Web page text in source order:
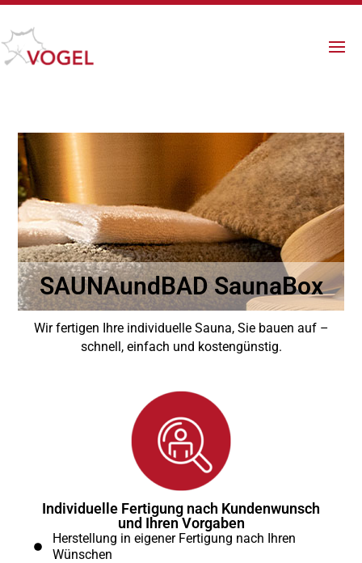
SAUNAundBAD SaunaBox
Wir fertigen Ihre individuelle Sauna, Sie bauen auf –
schnell, einfach und kostengünstig.
Individuelle Fertigung nach Kundenwunsch
und Ihren Vorgaben
Herstellung in eigener Fertigung nach Ihren
Wünschen